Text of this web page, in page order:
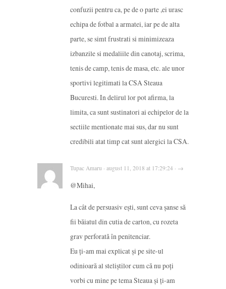
confuzii pentru ca, pe de o parte ,ei urasc
echipa de fotbal a armatei, iar pe de alta
parte, se simt frustrati si minimizeaza
izbanzile si medaliile din canotaj, scrima,
tenis de camp, tenis de masa, etc. ale unor
sportivi legitimati la CSA Steaua
Bucuresti. In delirul lor pot afirma, la
limita, ca sunt sustinatori ai echipelor de la
sectiile mentionate mai sus, dar nu sunt
credibili atat timp cat sunt alergici la CSA.
Tupac Amaru · august 11, 2018 at 17:29:24 · →
@Mihai,
La cât de persuasiv ești, sunt ceva șanse să
fii băiatul din cutia de carton, cu rozeta
grav perforată în penitenciar.
Eu ți-am mai explicat și pe site-ul
odinioară al steliștilor cum că nu poți
vorbi cu mine pe tema Steaua și ți-am